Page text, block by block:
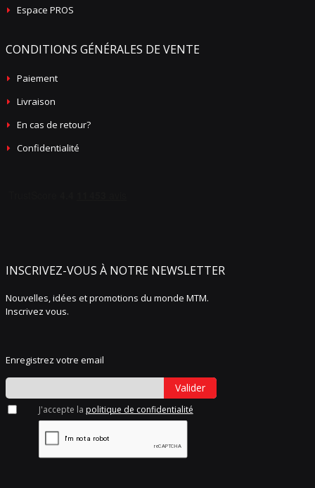
Espace PROS
CONDITIONS GÉNÉRALES DE VENTE
Paiement
Livraison
En cas de retour?
Confidentialité
INSCRIVEZ-VOUS À NOTRE NEWSLETTER
Nouvelles, idées et promotions du monde MTM.
Inscrivez vous.
Enregistrez votre email
Valider
J'accepte la politique de confidentialité